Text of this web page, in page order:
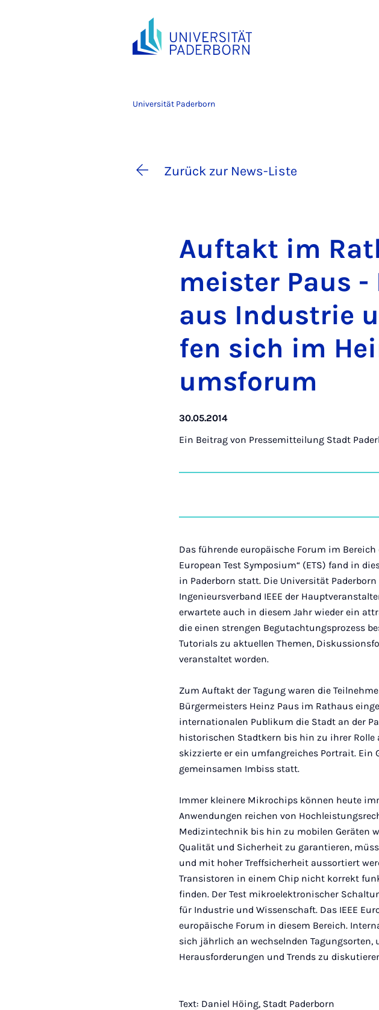
Universität Paderborn
Zurück zur News-Liste
Auf­takt im
meis­ter Paus -
aus In­dus­trie
fen sich im
ums­fo­rum
30.05.2014
Ein Beitrag von Pressemitteilung Stadt
Das führende europäische Forum im
European Test Symposium“ (ETS) fand in
in Paderborn statt. Die Universität
Ingenieursverband IEEE der
erwartete auch in diesem Jahr wieder ein
die einen strengen Begutachtungsprozess
Tutorials zu aktuellen Themen,
veranstaltet worden.
Zum Auftakt der Tagung waren die
Bürgermeisters Heinz Paus im Rathaus
internationalen Publikum die Stadt an der
historischen Stadtkern bis hin zu ihrer
skizzierte er ein umfangreiches Portrait. Ein
gemeinsamen Imbiss statt.
Immer kleinere Mikrochips können heute
Anwendungen reichen von
Medizintechnik bis hin zu mobilen Geräten
Qualität und Sicherheit zu garantieren,
und mit hoher Treffsicherheit aussortiert
Transistoren in einem Chip nicht korrekt
finden. Der Test mikroelektronischer
für Industrie und Wissenschaft. Das IEEE
europäische Forum in diesem Bereich.
sich jährlich an wechselnden
Herausforderungen und Trends zu
Text: Daniel Höing, Stadt Paderborn